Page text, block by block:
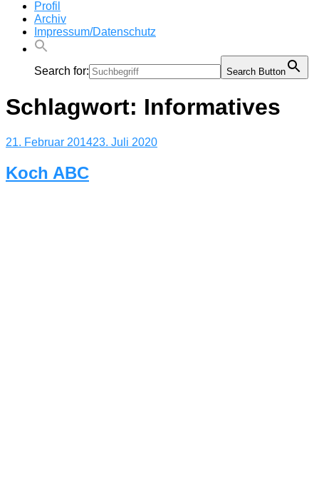
Profil
Archiv
Impressum/Datenschutz
Search for: Search Button
Schlagwort: Informatives
Veröffentlicht
21. Februar 201423. Juli 2020
Koch ABC